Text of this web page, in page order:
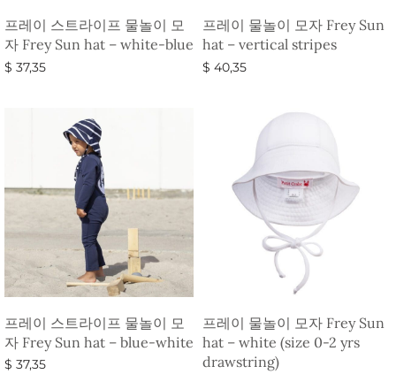
프레이 스트라이프 물놀이 모
자 Frey Sun hat – white-blue
$ 37,35
프레이 물놀이 모자 Frey Sun
hat – vertical stripes
$ 40,35
프레이 스트라이프 물놀이 모
자 Frey Sun hat – blue-white
$ 37,35
프레이 물놀이 모자 Frey Sun
hat – white (size 0-2 yrs
drawstring)